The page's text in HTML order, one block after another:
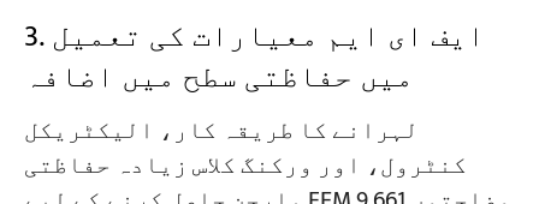
3. ایف ای ایم معیارات کی تعمیل
میں حفاظتی سطح میں اضافہ
لہرانے کا طریقہ کار، الیکٹریکل
کنٹرول، اور ورکنگ کلاس زیادہ حفاظتی